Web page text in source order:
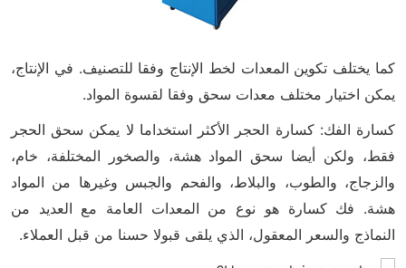
كما يختلف تكوين المعدات لخط الإنتاج وفقا للتصنيف. في الإنتاج،
يمكن اختيار مختلف معدات سحق وفقا لقسوة المواد.
كسارة الفك: كسارة الحجر الأكثر استخداما لا يمكن سحق الحجر
فقط، ولكن أيضا سحق المواد هشة، والصخور المختلفة، خام،
والزجاج، والطوب، والبلاط، والفحم والجبس وغيرها من المواد
هشة. فك كسارة هو نوع من المعدات العامة مع العديد من
النماذج والسعر المعقول، الذي يلقى قبولا حسنا من قبل العملاء.